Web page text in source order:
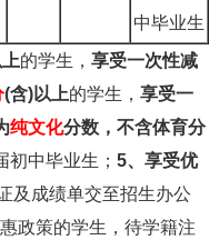
中毕业生
的学生， 享受一次性减
(含)以上的学生， 享受一
纯文化分数，不含体育分
初中毕业生； 5、享受优
及成绩单交至招生办公
政策的学生，待学籍注